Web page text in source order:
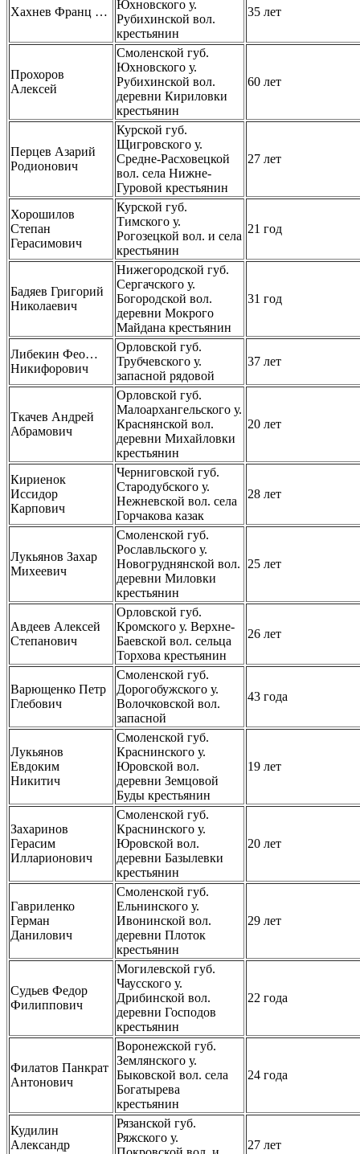
Хахнев Франц …
Юхновского у.
Рубихинской вол.
крестьянин
35 лет
Прохоров
Алексей
Смоленской губ.
Юхновского у.
Рубихинской вол.
деревни Кириловки
крестьянин
60 лет
Перцев Азарий
Родионович
Курской губ.
Щигровского у.
Средне-Расховецкой
вол. села Нижне-
Гуровой крестьянин
27 лет
Хорошилов
Степан
Герасимович
Курской губ.
Тимского у.
Рогозецкой вол. и села
крестьянин
21 год
Бадяев Григорий
Николаевич
Нижегородской губ.
Сергачского у.
Богородской вол.
деревни Мокрого
Майдана крестьянин
31 год
Либекин Фео…
Никифорович
Орловской губ.
Трубчевского у.
запасной рядовой
37 лет
Ткачев Андрей
Абрамович
Орловской губ.
Малоархангельского у.
Краснянской вол.
деревни Михайловки
крестьянин
20 лет
Кириенок
Иссидор
Карпович
Черниговской губ.
Стародубского у.
Нежневской вол. села
Горчакова казак
28 лет
Лукьянов Захар
Михеевич
Смоленской губ.
Рославльского у.
Новогруднянской вол.
деревни Миловки
крестьянин
25 лет
Авдеев Алексей
Степанович
Орловской губ.
Кромского у. Верхне-
Баевской вол. сельца
Торхова крестьянин
26 лет
Варющенко Петр
Глебович
Смоленской губ.
Дорогобужского у.
Волочковской вол.
запасной
43 года
Лукьянов
Евдоким
Никитич
Смоленской губ.
Краснинского у.
Юровской вол.
деревни Земцовой
Буды крестьянин
19 лет
Захаринов
Герасим
Илларионович
Смоленской губ.
Краснинского у.
Юровской вол.
деревни Базылевки
крестьянин
20 лет
Гавриленко
Герман
Данилович
Смоленской губ.
Ельнинского у.
Ивонинской вол.
деревни Плоток
крестьянин
29 лет
Судьев Федор
Филиппович
Могилевской губ.
Чаусского у.
Дрибинской вол.
деревни Господов
крестьянин
22 года
Филатов Панкрат
Антонович
Воронежской губ.
Землянского у.
Быковской вол. села
Богатырева
крестьянин
24 года
Кудилин
Александр
Рязанской губ.
Ряжского у.
27 лет